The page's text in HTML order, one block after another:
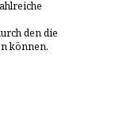
den die
können.